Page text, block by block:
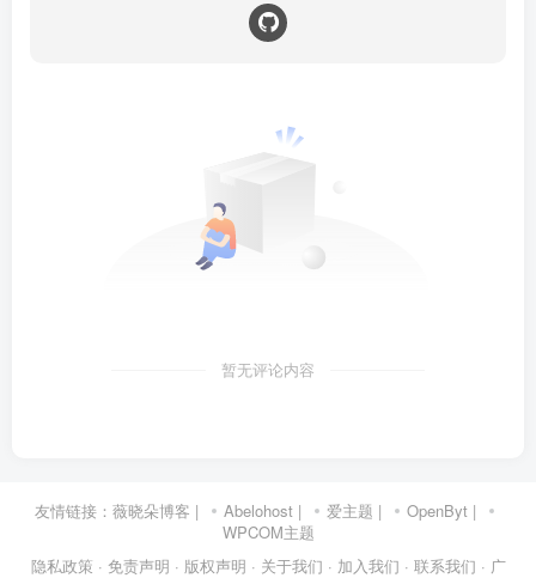
暂无评论内容
友情链接： 薇晓朵博客 | Abelohost | 爱主题 | OpenByt |
WPCOM主题
隐私政策 · 免责声明 · 版权声明 · 关于我们 · 加入我们 · 联系我们 · 广